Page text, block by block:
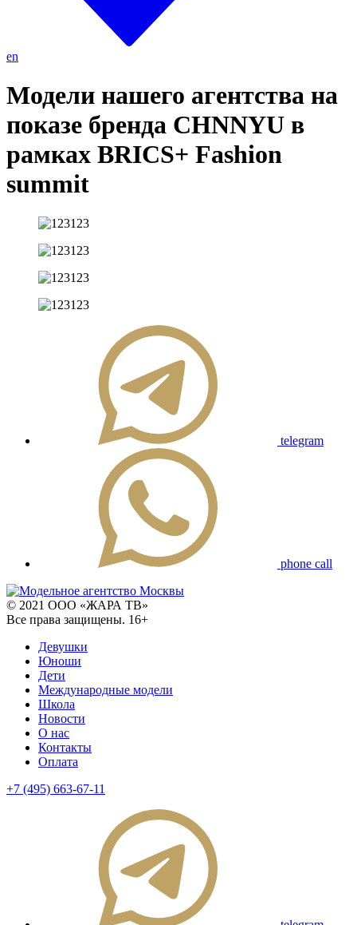
en
Модели нашего агентства на
показе бренда CHNNYU в
рамках BRICS+ Fashion
summit
telegram
phone call
© 2021 ООО «ЖАРА ТВ»
Все права защищены. 16+
Девушки
Юноши
Дети
Международные модели
Школа
Новости
О нас
Контакты
Оплата
+7 (495) 663-67-11